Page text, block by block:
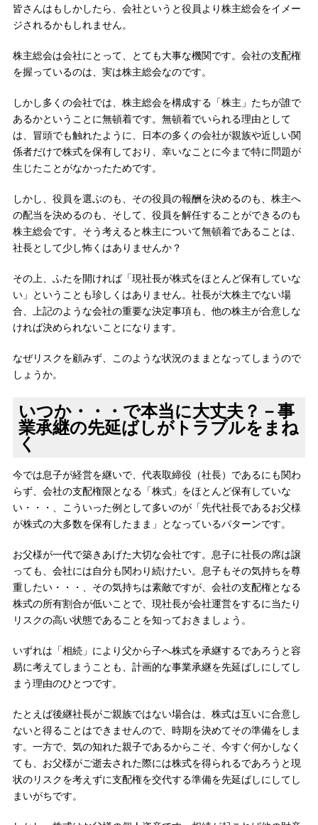
皆さんはもしかしたら、会社というと役員より株主総会をイメー
ジされるかもしれません。
株主総会は会社にとって、とても大事な機関です。会社の支配権
を握っているのは、実は株主総会なのです。
しかし多くの会社では、株主総会を構成する「株主」たちが誰で
あるかということに無頓着です。無頓着でいられる理由として
は、冒頭でも触れたように、日本の多くの会社が親族や近しい関
係者だけで株式を保有しており、幸いなことに今まで特に問題が
生じたことがなかったためです。
しかし、役員を選ぶのも、その役員の報酬を決めるのも、株主へ
の配当を決めるのも、そして、役員を解任することができるのも
株主総会です。そう考えると株主について無頓着であることは、
社長として少し怖くはありませんか？
その上、ふたを開ければ「現社長が株式をほとんど保有していな
い」ということも珍しくはありません。社長が大株主でない場
合、上記のような会社の重要な決定事項も、他の株主が合意しな
ければ決められないことになります。
なぜリスクを顧みず、このような状況のままとなってしまうので
しょうか。
いつか・・・で本当に大丈夫？－事
業承継の先延ばしがトラブルをまね
く
今では息子が経営を継いで、代表取締役（社長）であるにも関わ
らず、会社の支配権限となる「株式」をほとんど保有していな
い・・・、こういった例として多いのが「先代社長であるお父様
が株式の大多数を保有したまま」となっているパターンです。
お父様が一代で築きあげた大切な会社です。息子に社長の席は譲
っても、会社には自分も関わり続けたい。息子もその気持ちを尊
重したい・・・、その気持ちは素敵ですが、会社の支配権となる
株式の所有割合が低いことで、現社長が会社運営をするに当たり
リスクの高い状態であることを知っておきましょう。
いずれは「相続」により父から子へ株式を承継するであろうと容
易に考えてしまうことも、計画的な事業承継を先延ばしにしてし
まう理由のひとつです。
たとえば後継社長がご親族ではない場合は、株式は互いに合意し
ないと得ることはできませんので、時期を決めてその準備をしま
す。一方で、気の知れた親子であるからこそ、今すぐ何かしなく
ても、お父様がご逝去された際には株式を得られるであろうと現
状のリスクを考えずに支配権を交代する準備を先延ばしにしてし
まいがちです。